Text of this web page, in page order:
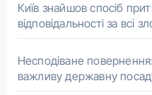
Київ знайшов спосіб
відповідальності за всі
Несподіване
важливу державну